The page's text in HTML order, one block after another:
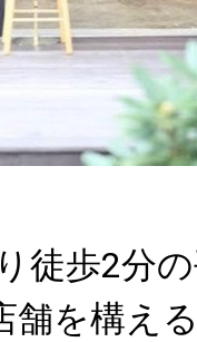
徒歩2分
舗を構え